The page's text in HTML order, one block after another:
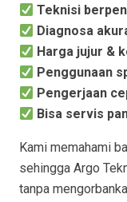
Teknisi
Diagnosa
Harga jujur &
Penggunaan
Pengerjaan
Bisa servis
Kami memahami
sehingga Argo
tanpa